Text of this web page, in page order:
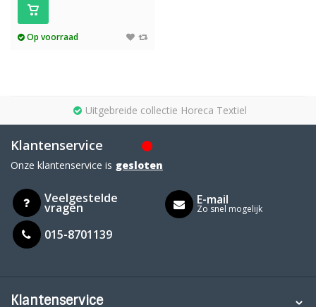
Op voorraad
Uitgebreide collectie Horeca Textiel
Klantenservice
Onze klantenservice is gesloten
Veelgestelde
vragen
015-8701139
E-mail
Zo snel mogelijk
Klantenservice